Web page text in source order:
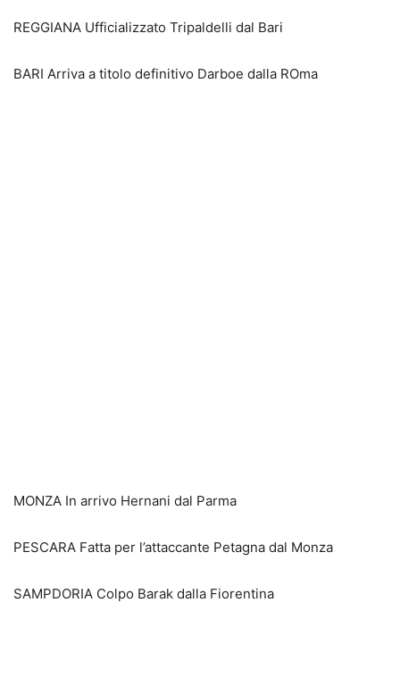
REGGIANA Ufficializzato Tripaldelli dal Bari
BARI Arriva a titolo definitivo Darboe dalla ROma
MONZA In arrivo Hernani dal Parma
PESCARA Fatta per l’attaccante Petagna dal Monza
SAMPDORIA Colpo Barak dalla Fiorentina